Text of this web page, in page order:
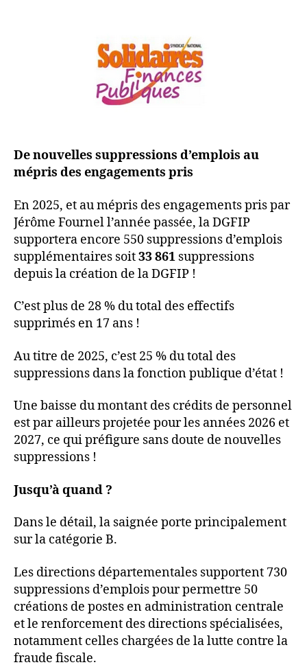
De nouvelles suppressions d’emplois au
mépris des engagements pris
En 2025, et au mépris des engagements pris par
Jérôme Fournel l’année passée, la DGFIP
supportera encore 550 suppressions d’emplois
supplémentaires soit33 861 suppressions
depuis la création de la DGFIP !
C’est plus de 28 % du total des effectifs
supprimés en 17 ans !
Au titre de 2025, c’est 25 % du total des
suppressions dans la fonction publique d’état !
Une baisse du montant des crédits de personnel
est par ailleurs projetée pour les années 2026 et
2027, ce qui préfigure sans doute de nouvelles
suppressions !
Jusqu’à quand ?
Dans le détail, la saignée porte principalement
sur la catégorie B.
Les directions départementales supportent 730
suppressions d’emplois pour permettre 50
créations de postes en administration centrale
et le renforcement des directions spécialisées,
notamment celles chargées de la lutte contre la
fraude fiscale.